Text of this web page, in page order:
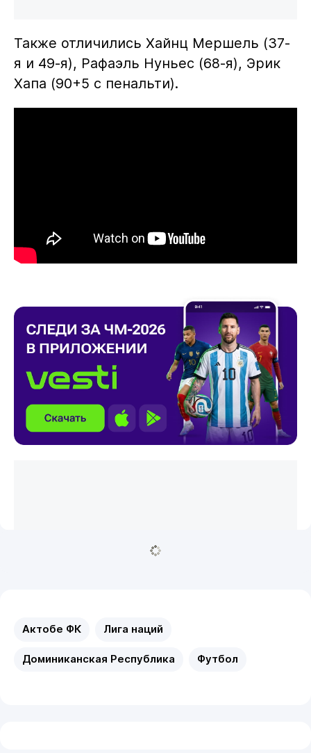
Также отличились Хайнц Мершель (37-
я и 49-я), Рафаэль Нуньес (68-я), Эрик
Хапа (90+5 с пенальти).
Актобе ФК Лига наций
Доминиканская Республика Футбол